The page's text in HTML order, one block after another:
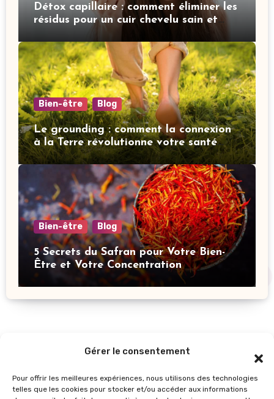
Gérer le consentement
Pour offrir les meilleures expériences, nous utilisons des technologies
telles que les cookies pour stocker et/ou accéder aux informations
Détox capillaire : comment éliminer les
résidus pour un cuir chevelu sain et
Bien-être Blog
Le grounding : comment la connexion
à la Terre révolutionne votre santé
mentale
Bien-être Blog
5 Secrets du Safran pour Votre Bien-
Être et Votre Concentration